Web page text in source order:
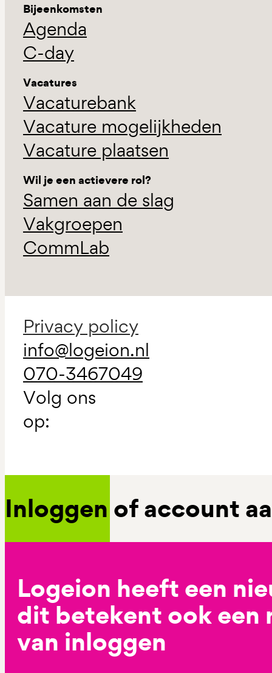
Bijeenkomsten
Agenda
C-day
Vacatures
Vacaturebank
Vacature mogelijkheden
Vacature plaatsen
Wil je een actievere rol?
Samen aan de slag
Vakgroepen
CommLab
Privacy policy
info@logeion.nl
070-3467049
Volg ons
op:
Inloggen of account
Logeion heeft een
dit betekent ook een
van inloggen